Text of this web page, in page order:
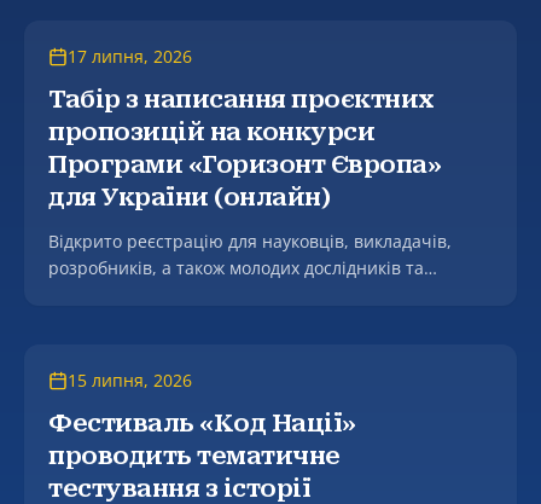
17 липня, 2026
Табір з написання проєктних
пропозицій на конкурси
Програми «Горизонт Європа»
для України (онлайн)
Відкрито реєстрацію для науковців, викладачів,
розробників, а також молодих дослідників та
Європа» для учасників з України (Horizon Europe
15 липня, 2026
Фестиваль «Код Нації»
проводить тематичне
тестування з історії